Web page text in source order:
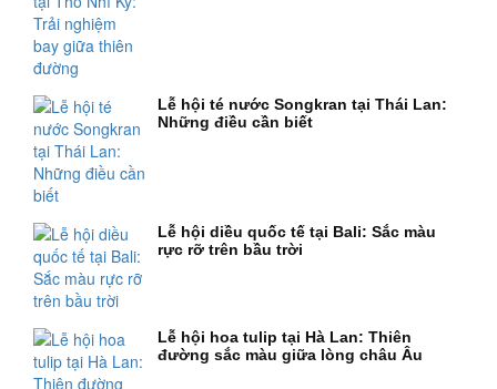
Lễ hội té nước Songkran tại Thái Lan:
Những điều cần biết
Lễ hội diều quốc tế tại Bali: Sắc màu
rực rỡ trên bầu trời
Lễ hội hoa tulip tại Hà Lan: Thiên
đường sắc màu giữa lòng châu Âu